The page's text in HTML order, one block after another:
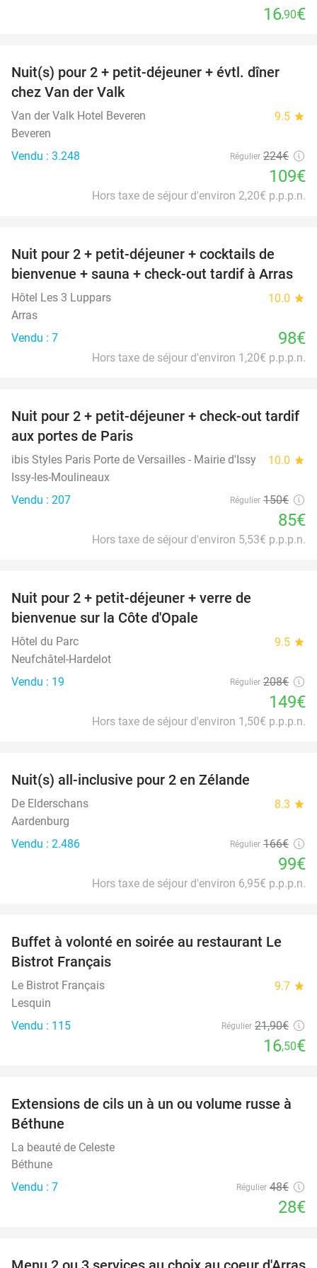
16,90€
51%
Nuit(s) pour 2 + petit-déjeuner + évtl. dîner
chez Van der Valk
Van der Valk Hotel Beveren 9.5 star
Beveren
Vendu : 3.248
Régulier 224€
109€
Hors taxe de séjour d'environ 2,20€ p.p.p.n.
Nuit pour 2 + petit-déjeuner + cocktails de
bienvenue + sauna + check-out tardif à Arras
Hôtel Les 3 Luppars 10.0 star
Arras
Vendu : 7
98€
Hors taxe de séjour d'environ 1,20€ p.p.p.n.
43%
Nuit pour 2 + petit-déjeuner + check-out tardif
aux portes de Paris
ibis Styles Paris Porte de Versailles - Mairie d'Issy 10.0 star
Issy-les-Moulineaux
Vendu : 207
Régulier 150€
85€
Hors taxe de séjour d'environ 5,53€ p.p.p.n.
Nuit pour 2 + petit-déjeuner + verre de
bienvenue sur la Côte d'Opale
Hôtel du Parc 9.5 star
Neufchâtel-Hardelot
Vendu : 19
Régulier 208€
149€
Hors taxe de séjour d'environ 1,50€ p.p.p.n.
Nuit(s) all-inclusive pour 2 en Zélande
De Elderschans 8.3 star
Aardenburg
Vendu : 2.486
Régulier 166€
99€
Hors taxe de séjour d'environ 6,95€ p.p.p.n.
25%
Buffet à volonté en soirée au restaurant Le
Bistrot Français
Le Bistrot Français 9.7 star
Lesquin
Vendu : 115
Régulier 21,90€
16,50€
42%
Extensions de cils un à un ou volume russe à
Béthune
La beauté de Celeste
Béthune
Vendu : 7
Régulier 48€
28€